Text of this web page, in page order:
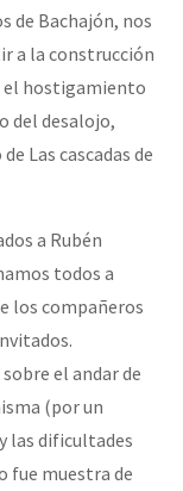
de Bachajón, nos
a la construcción
el hostigamiento
del desalojo,
Las cascadas de
a Rubén
todos a
los compañeros
el andar de
(por un
las dificultades
fue muestra de